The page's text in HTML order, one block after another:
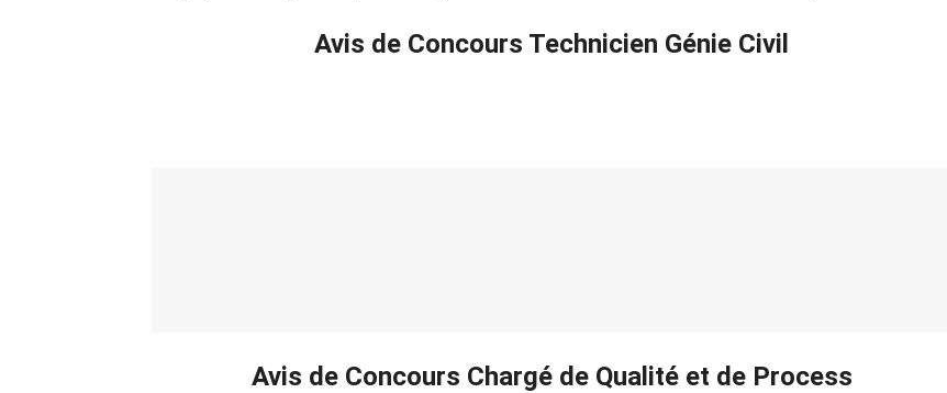
Avis de Concours Technicien Génie Civil
Avis de Concours Chargé de Qualité et de Process